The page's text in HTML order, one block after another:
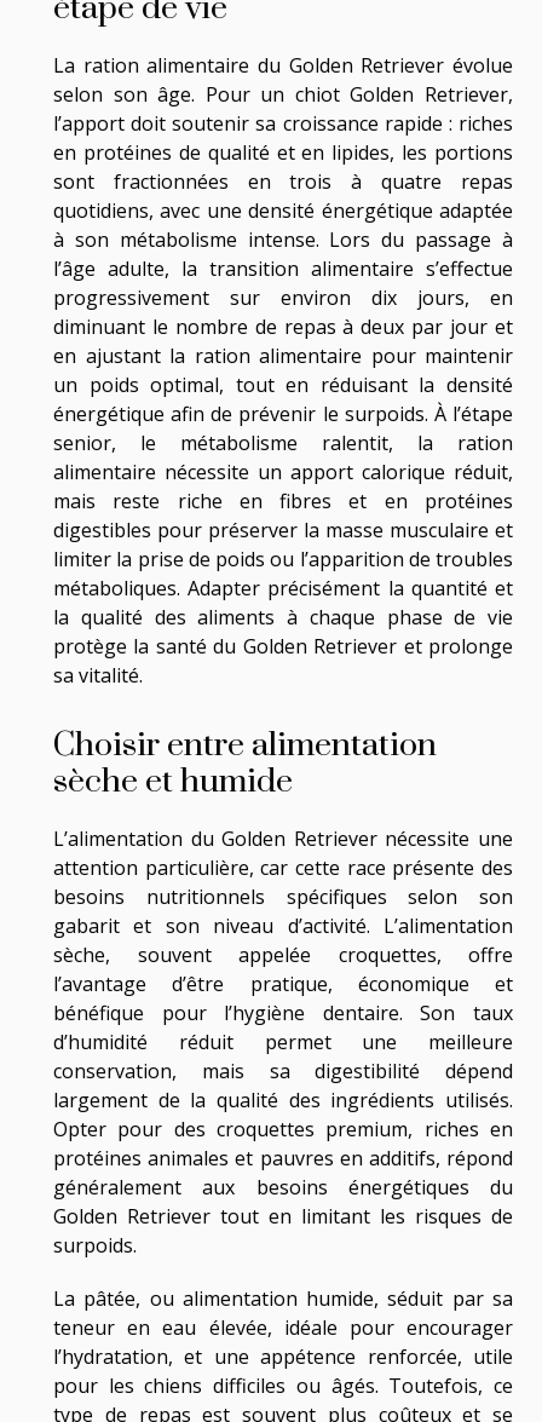
La ration alimentaire du Golden Retriever évolue
selon son âge. Pour un chiot Golden Retriever,
l’apport doit soutenir sa croissance rapide : riches
en protéines de qualité et en lipides, les portions
sont fractionnées en trois à quatre repas
quotidiens, avec une densité énergétique adaptée
à son métabolisme intense. Lors du passage à
l’âge adulte, la transition alimentaire s’effectue
progressivement sur environ dix jours, en
diminuant le nombre de repas à deux par jour et
en ajustant la ration alimentaire pour maintenir
un poids optimal, tout en réduisant la densité
énergétique afin de prévenir le surpoids. À l’étape
senior, le métabolisme ralentit, la ration
alimentaire nécessite un apport calorique réduit,
mais reste riche en fibres et en protéines
digestibles pour préserver la masse musculaire et
limiter la prise de poids ou l’apparition de troubles
métaboliques. Adapter précisément la quantité et
la qualité des aliments à chaque phase de vie
protège la santé du Golden Retriever et prolonge
sa vitalité.
Choisir entre alimentation
sèche et humide
L’alimentation du Golden Retriever nécessite une
attention particulière, car cette race présente des
besoins nutritionnels spécifiques selon son
gabarit et son niveau d’activité. L’alimentation
sèche, souvent appelée croquettes, offre
l’avantage d’être pratique, économique et
bénéfique pour l’hygiène dentaire. Son taux
d’humidité réduit permet une meilleure
conservation, mais sa digestibilité dépend
largement de la qualité des ingrédients utilisés.
Opter pour des croquettes premium, riches en
protéines animales et pauvres en additifs, répond
généralement aux besoins énergétiques du
Golden Retriever tout en limitant les risques de
surpoids.
La pâtée, ou alimentation humide, séduit par sa
teneur en eau élevée, idéale pour encourager
l’hydratation, et une appétence renforcée, utile
pour les chiens difficiles ou âgés. Toutefois, ce
type de repas est souvent plus coûteux et se